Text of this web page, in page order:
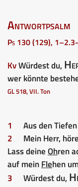
Antwortpsalm
Ps 130 (129),
KvWürdest du,
wer könnte
GL 518, VII. Ton
1 Aus den Tiefen
2
Mein Herr,
Lass deineOhren
auf meinFlehen
3
Würdest du,